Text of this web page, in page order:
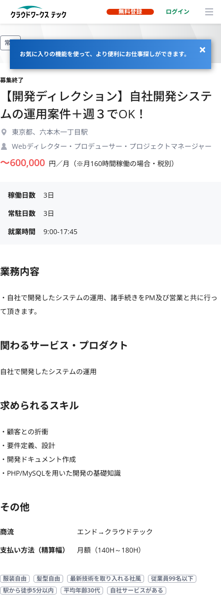
無料登録 ログイン
お気に入りの機能を使って、より便利にお仕事探しができます。
常駐
募集終了
【開発ディレクション】自社開発システ
ムの運用案件＋週３でOK！
東京都、六本木一丁目駅
Webディレクター・プロデューサー・プロジェクトマネージャー
〜600,000 円／月（※月160時間稼働の場合・税別）
稼働日数
3日
常駐日数
3日
就業時間
9:00-17:45
業務内容
・自社で開発したシステムの運用、諸手続きをPM及び営業と共に行っ
て頂きます。
関わるサービス・プロダクト
自社で開発したシステムの運用
求められるスキル
・顧客との折衝
・要件定義、設計
・開発ドキュメント作成
・PHP/MySQLを用いた開発の基礎知識
その他
商流
エンド→クラウドテック
支払い方法（精算幅）
月額（140H～180H）
服装自由 髪型自由 最新技術を取り入れる社風
従業員99名以下
駅から徒歩5分以内
平均年齢30代
自社サービスがある